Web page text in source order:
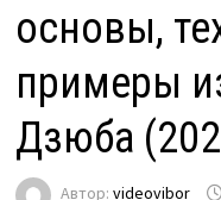
основы,
примеры
Дзюба
Автор: videovibor